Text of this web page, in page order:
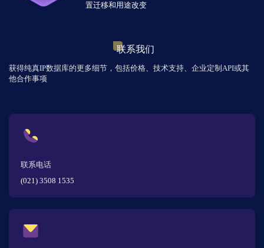
置迁移和用途改变
联系我们
获得纯真IP数据库的更多细节，包括价格、技术支持、企业定制API或其
他合作事项
联系电话
(021) 3508 1535